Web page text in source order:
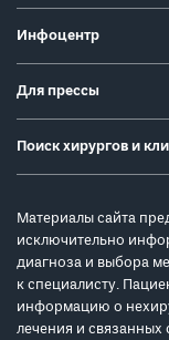
Инфоцентр
Для прессы
Поиск хирургов и
Материалы сайта
исключительно
диагноза и выбора
к специалисту.
информацию о
лечения и